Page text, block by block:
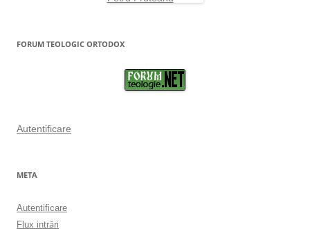
FORUM TEOLOGIC ORTODOX
Autentificare
META
Autentificare
Flux intrări